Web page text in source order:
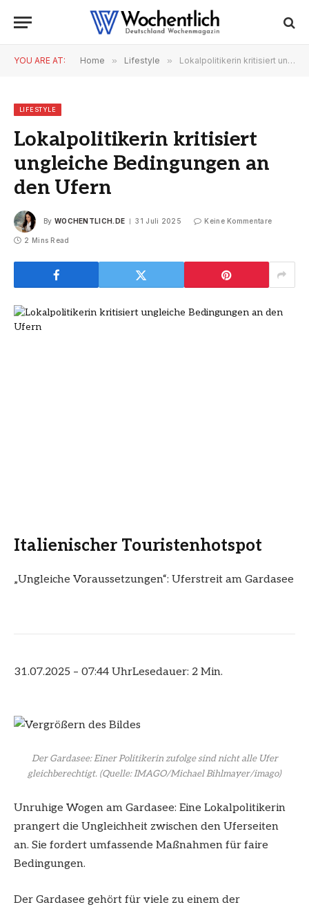
YOU ARE AT: Home » Lifestyle » Lokalpolitikerin kritisiert ungleiche Bedingungen an den Ufern
LIFESTYLE
Lokalpolitikerin kritisiert
ungleiche Bedingungen an
den Ufern
By WOCHENTLICH.DE 31 Juli 2025 Keine Kommentare
2 Mins Read
Italienischer Touristenhotspot
„Ungleiche Voraussetzungen“: Uferstreit am Gardasee
31.07.2025 – 07:44 UhrLesedauer: 2 Min.
Der Gardasee: Einer Politikerin zufolge sind nicht alle Ufer
gleichberechtigt. (Quelle: IMAGO/Michael Bihlmayer/imago)
Unruhige Wogen am Gardasee: Eine Lokalpolitikerin
prangert die Ungleichheit zwischen den Uferseiten
an. Sie fordert umfassende Maßnahmen für faire
Bedingungen.
Der Gardasee gehört für viele zu einem der